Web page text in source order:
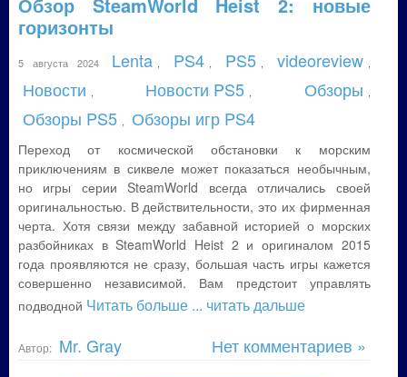
горизонты
5 августа 2024 Lenta PS4 PS5 videoreview
Новости Новости PS5 Обзоры
Обзоры PS5 Обзоры игр PS4
Переход от космической обстановки к морским
приключениям в сиквеле может показаться необычным,
но игры серии SteamWorld всегда отличались своей
оригинальностью. В действительности, это их фирменная
черта. Хотя связи между забавной историей о морских
разбойниках в SteamWorld Heist 2 и оригиналом 2015
года проявляются не сразу, большая часть игры кажется
совершенно независимой. Вам предстоит управлять
подводной Читать больше ... читать дальше
Автор: Mr. Gray Нет комментариев »